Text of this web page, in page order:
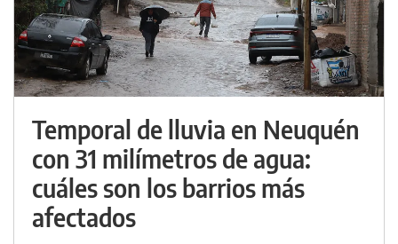
Temporal de lluvia en Neuquén
con 31 milímetros de agua:
cuáles son los barrios más
afectados